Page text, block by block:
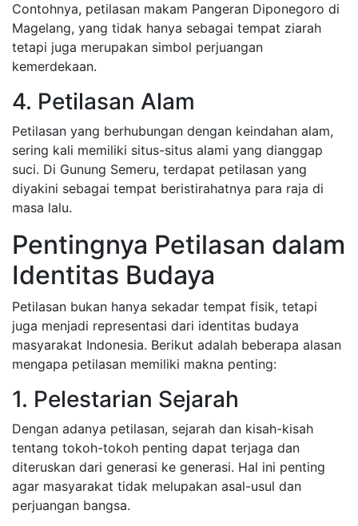
Contohnya, petilasan makam Pangeran Diponegoro di
Magelang, yang tidak hanya sebagai tempat ziarah
tetapi juga merupakan simbol perjuangan
kemerdekaan.
4. Petilasan Alam
Petilasan yang berhubungan dengan keindahan alam,
sering kali memiliki situs-situs alami yang dianggap
suci. Di Gunung Semeru, terdapat petilasan yang
diyakini sebagai tempat beristirahatnya para raja di
masa lalu.
Pentingnya Petilasan dalam
Identitas Budaya
Petilasan bukan hanya sekadar tempat fisik, tetapi
juga menjadi representasi dari identitas budaya
masyarakat Indonesia. Berikut adalah beberapa alasan
mengapa petilasan memiliki makna penting:
1. Pelestarian Sejarah
Dengan adanya petilasan, sejarah dan kisah-kisah
tentang tokoh-tokoh penting dapat terjaga dan
diteruskan dari generasi ke generasi. Hal ini penting
agar masyarakat tidak melupakan asal-usul dan
perjuangan bangsa.